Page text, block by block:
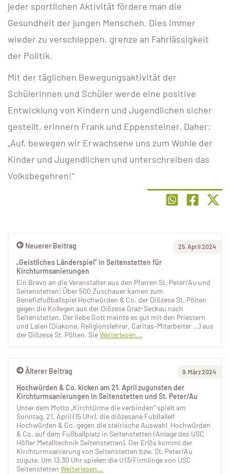
jeder sportlichen Aktivität fördere man die
Gesundheit der jungen Menschen. Dies immer
wieder zu verschleppen, grenze an Fahrlässigkeit
der Politik.
Mit der täglichen Bewegungsaktivität der
Schülerinnen und Schüler werde eine positive
Entwicklung von Kindern und Jugendlichen sicher
gestellt, erinnern Frank und Eppensteiner. Daher:
„Auf, bewegen wir Erwachsene uns zum Wohle der
Kinder und Jugendlichen und unterschreiben das
Volksbegehren!“
Älterer Beitrag 9. März 2024
Hochwürden & Co. kicken am 21. April zugunsten der
Kirchturmsanierungen in Seitenstetten und St. Peter/Au
Unter dem Motto „Kirchtürme die verbinden“ spielt am
Sonntag, 21. April (15 Uhr), die diözesane Fubßallelf
Hochwürden & Co. gegen die steirische Auswahl Hochwürden
& Co. auf dem Fußballplatz in Seitenstetten (Anlage des USC
Höfler Metalltechnik Seitenstetten). Der Erlös kommt der
Kirchturmsanierung von Seitenstetten bzw. St. Peter/Au
zugute. Um 13.30 Uhr spielen die U13/Firmlinge von USC
Seitenstetten Weiterlesen...
Neuerer Beitrag 25. April 2024
„Geistliches Länderspiel“ in Seitenstetten für
Kirchturmsanierungen
Ein Bravo an die Veranstalter aus den Pfarren St. Peter/Au und
Seitenstetten! Über 500 Zuschauer kamen zum
Benefizfußballspiel Hochwürden & Co. der Diözese St. Pölten
gegen die Kollegen aus der Diözese Graz-Seckau nach
Seitenstetten. Der liebe Gott meinte es gut mit den Priestern
und Laien (Diakone, Religionslehrer, Caritas-Mitarbeiter …) aus
der Diözese St. Pölten. SieWeiterlesen...